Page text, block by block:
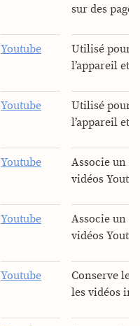
sur des
Youtube
Utilisé pour
l’appareil et
Youtube
Utilisé pour
l’appareil et
Youtube
Associe un
vidéos
Youtube
Associe un
vidéos
Youtube
Conserve les
les vidéos